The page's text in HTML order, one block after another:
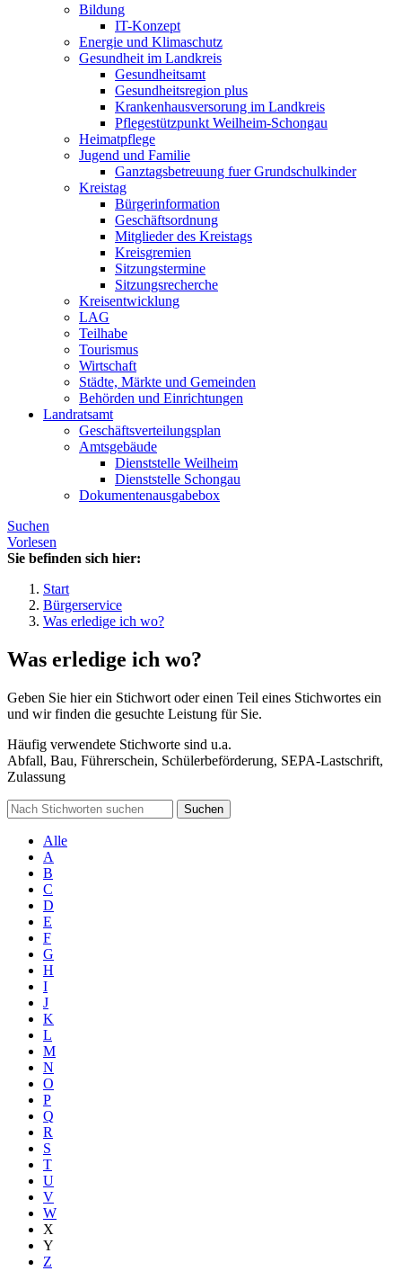
Bildung
IT-Konzept
Energie und Klimaschutz
Gesundheit im Landkreis
Gesundheitsamt
Gesundheitsregion plus
Krankenhausversorung im Landkreis
Pflegestützpunkt Weilheim-Schongau
Heimatpflege
Jugend und Familie
Ganztagsbetreuung fuer Grundschulkinder
Kreistag
Bürgerinformation
Geschäftsordnung
Mitglieder des Kreistags
Kreisgremien
Sitzungstermine
Sitzungsrecherche
Kreisentwicklung
LAG
Teilhabe
Tourismus
Wirtschaft
Städte, Märkte und Gemeinden
Behörden und Einrichtungen
Landratsamt
Geschäftsverteilungsplan
Amtsgebäude
Dienststelle Weilheim
Dienststelle Schongau
Dokumentenausgabebox
Suchen
Vorlesen
Sie befinden sich hier:
Start
Bürgerservice
Was erledige ich wo?
Was erledige ich wo?
Geben Sie hier ein Stichwort oder einen Teil eines Stichwortes ein
und wir finden die gesuchte Leistung für Sie.
Häufig verwendete Stichworte sind u.a.
Abfall, Bau, Führerschein, Schülerbeförderung, SEPA-Lastschrift,
Zulassung
Suchen
Alle
A
B
C
D
E
F
G
H
I
J
K
L
M
N
O
P
Q
R
S
T
U
V
W
X
Y
Z